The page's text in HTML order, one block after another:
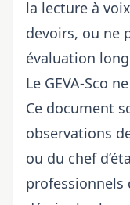
la lecture à
devoirs, ou ne
évaluation
Le GEVA-Sco
Ce document
observations
ou du chef
professionnels